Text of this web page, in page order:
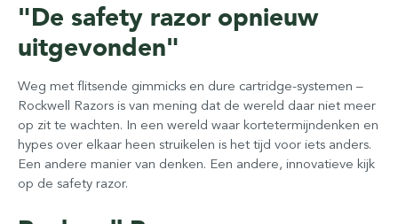
"De safety razor opnieuw
uitgevonden"
Weg met flitsende gimmicks en dure cartridge-systemen –
Rockwell Razors is van mening dat de wereld daar niet meer
op zit te wachten. In een wereld waar kortetermijndenken en
hypes over elkaar heen struikelen is het tijd voor iets anders.
Een andere manier van denken. Een andere, innovatieve kijk
op de safety razor.